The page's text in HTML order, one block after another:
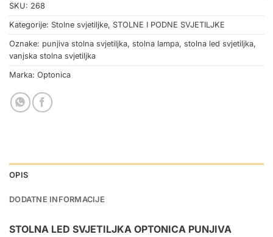
SKU: 268
Kategorije: Stolne svjetiljke, STOLNE I PODNE SVJETILJKE
Oznake: punjiva stolna svjetiljka, stolna lampa, stolna led svjetiljka,
vanjska stolna svjetiljka
Marka: Optonica
OPIS
DODATNE INFORMACIJE
STOLNA LED SVJETILJKA OPTONICA PUNJIVA